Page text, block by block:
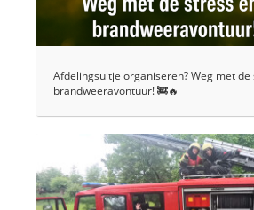
Afdelingsuitje organiseren? Weg met
brandweeravontuur! 🚒🔥